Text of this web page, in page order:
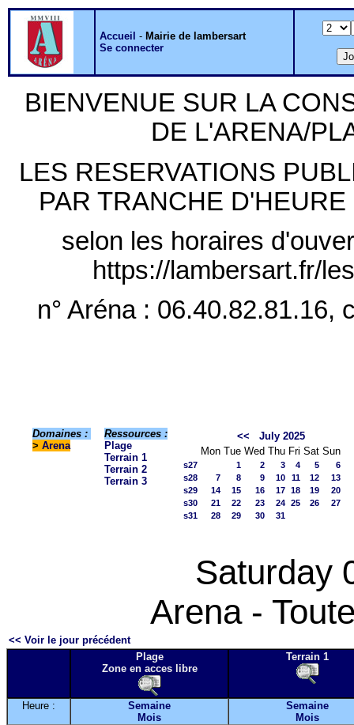
Accueil - Mairie de lambersart
Se connecter
BIENVENUE SUR LA
DE L'ARENA/
LES RESERVATIONS
PAR TRANCHE
selon les horaires
https://lambersart.fr/
n° Aréna : 06.40.82.81.16,
Domaines :
> Arena
Ressources :
Plage
Terrain 1
Terrain 2
Terrain 3
<<
July 2025
Mon Tue Wed Thu Fri Sat Sun
s27 1 2 3 4 5
6
s28
7 8 9 10 11 12
13
s29
14 15 16 17 18 19
20
s30
21 22 23 24 25 26
27
s31
28 29 30 31
Saturday
Arena -
<< Voir le jour précédent
Plage
Zone en acces libre
Terrain 1
Heure :
Semaine
Mois
Semaine
Mois